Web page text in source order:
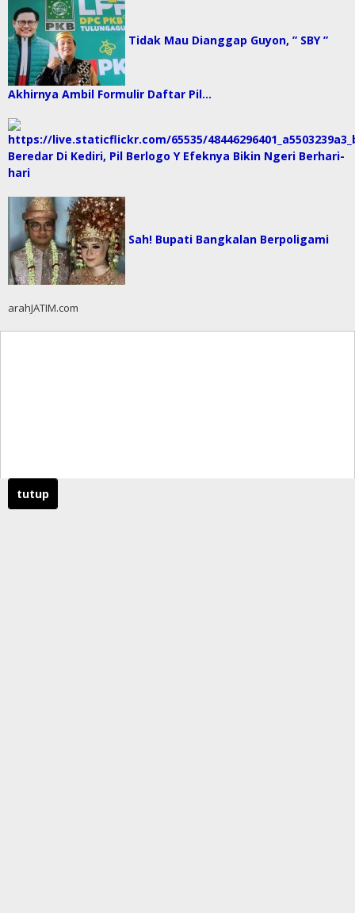
Tidak Mau Dianggap Guyon, ” SBY ”
Akhirnya Ambil Formulir Daftar Pil…
Beredar Di Kediri, Pil Berlogo Y Efeknya Bikin Ngeri Berhari-
hari
Sah! Bupati Bangkalan Berpoligami
arahJATIM.com
tutup